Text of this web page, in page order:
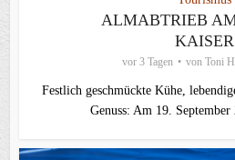
ALMABTRIEB
KAISER
vor 3 Tagen von Toni
Festlich geschmückte Kühe,
Genuss: Am 19. September